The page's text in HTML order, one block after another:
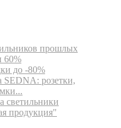
прошлых
60%
до -80%
SEDNA: розетки,
светильники
продукция"